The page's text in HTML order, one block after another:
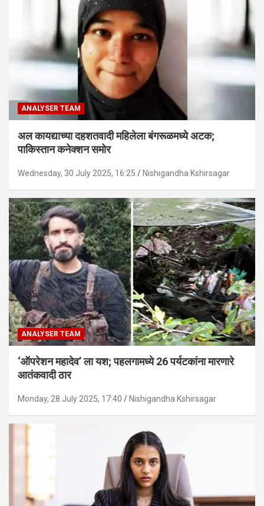
ANALYSER TEAM
अल कायद्याच्या दहशतवादी महिलेला बंगरूळमध्ये अटक;
पाकिस्तान कनेक्शन समोर
Wednesday, 30 July 2025, 16:25 Nishigandha Kshirsagar
ANALYSER TEAM
‘ऑपरेशन महादेव’ ला यश; पहलगामध्ये 26 पर्यटकांना मारणारे
आतंकवादी ठार
Monday, 28 July 2025, 17:40 Nishigandha Kshirsagar